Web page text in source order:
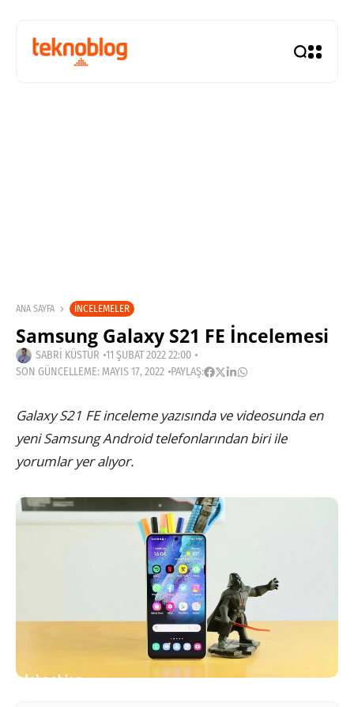
ANA SAYFA İNCELEMELER
Samsung Galaxy S21 FE İncelemesi
SABRI KÜSTÜR 11 ŞUBAT 2022 22:00
SON GÜNCELLEME: MAYIS 17, 2022 PAYLAŞ:
Galaxy S21 FE inceleme yazısında ve videosunda en
yeni Samsung Android telefonlarından biri ile
yorumlar yer alıyor.